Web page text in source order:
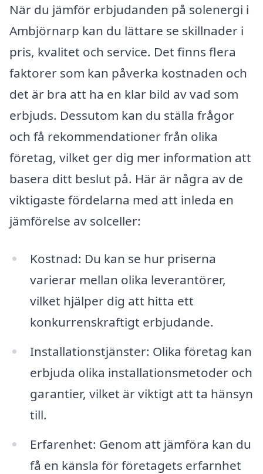
När du jämför erbjudanden på solenergi i
Ambjörnarp kan du lättare se skillnader i
pris, kvalitet och service. Det finns flera
faktorer som kan påverka kostnaden och
det är bra att ha en klar bild av vad som
erbjuds. Dessutom kan du ställa frågor
och få rekommendationer från olika
företag, vilket ger dig mer information att
basera ditt beslut på. Här är några av de
viktigaste fördelarna med att inleda en
jämförelse av solceller:
Kostnad: Du kan se hur priserna
varierar mellan olika leverantörer,
vilket hjälper dig att hitta ett
konkurrenskraftigt erbjudande.
Installationstjänster: Olika företag kan
erbjuda olika installationsmetoder och
garantier, vilket är viktigt att ta hänsyn
till.
Erfarenhet: Genom att jämföra kan du
få en känsla för företagets erfarnhet